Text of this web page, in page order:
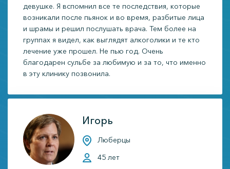
девушке. Я вспомнил все те последствия, которые
возникали после пьянок и во время, разбитые лица
и шрамы и решил послушать врача. Тем более на
группах я видел, как выглядят алкоголики и те кто
лечение уже прошел. Не пью год. Очень
благодарен сульбе за любимую и за то, что именно
в эту клинику позвонила.
Игорь
Люберцы
45 лет